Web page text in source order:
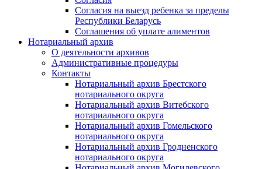
Согласия на выезд ребенка за пределы
Республики Беларусь
Соглашения об уплате алиментов
Нотариальный архив
О деятельности архивов
Административные процедуры
Контакты
Нотариальный архив Брестского
нотариального округа
Нотариальный архив Витебского
нотариального округа
Нотариальный архив Гомельского
нотариального округа
Нотариальный архив Гродненского
нотариального округа